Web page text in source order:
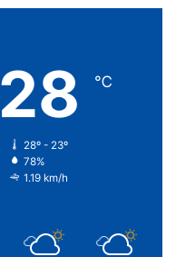
28 ℃
28º - 23º
78%
1.19 km/h